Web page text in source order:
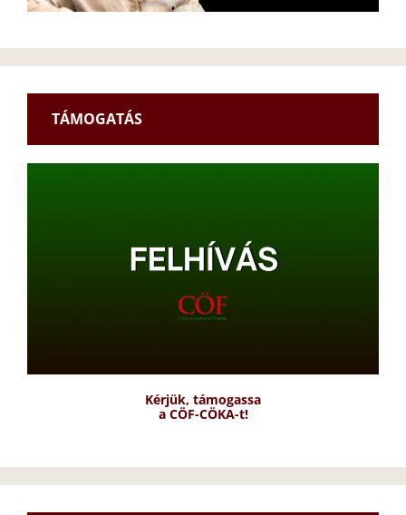
TÁMOGATÁS
Kérjük, támogassa
a CÖF-CÖKA-t!